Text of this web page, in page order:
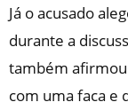
Já o acusado
durante a
também
com uma faca e